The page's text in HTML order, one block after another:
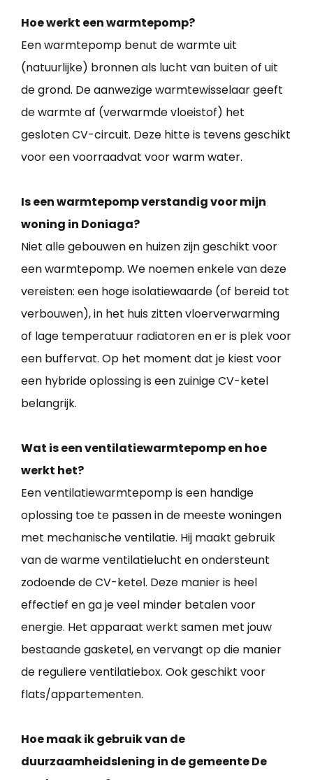
Hoe werkt een warmtepomp?
Een warmtepomp benut de warmte uit
(natuurlijke) bronnen als lucht van buiten of uit
de grond. De aanwezige warmtewisselaar geeft
de warmte af (verwarmde vloeistof) het
gesloten CV-circuit. Deze hitte is tevens geschikt
voor een voorraadvat voor warm water.
Is een warmtepomp verstandig voor mijn
woning in Doniaga?
Niet alle gebouwen en huizen zijn geschikt voor
een warmtepomp. We noemen enkele van deze
vereisten: een hoge isolatiewaarde (of bereid tot
verbouwen), in het huis zitten vloerverwarming
of lage temperatuur radiatoren en er is plek voor
een buffervat. Op het moment dat je kiest voor
een hybride oplossing is een zuinige CV-ketel
belangrijk.
Wat is een ventilatiewarmtepomp en hoe
werkt het?
Een ventilatiewarmtepomp is een handige
oplossing toe te passen in de meeste woningen
met mechanische ventilatie. Hij maakt gebruik
van de warme ventilatielucht en ondersteunt
zodoende de CV-ketel. Deze manier is heel
effectief en ga je veel minder betalen voor
energie. Het apparaat werkt samen met jouw
bestaande gasketel, en vervangt op die manier
de reguliere ventilatiebox. Ook geschikt voor
flats/appartementen.
Hoe maak ik gebruik van de
duurzaamheidslening in de gemeente De